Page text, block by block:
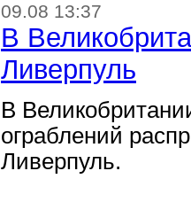
09.08 13:37
В
Ливерпуль
В
ограблений
Ливерпуль.